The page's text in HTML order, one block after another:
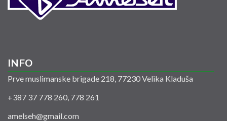
INFO
Prve muslimanske brigade 218, 77230 Velika Kladuša
+387 37 778 260, 778 261
amelseh@gmail.com